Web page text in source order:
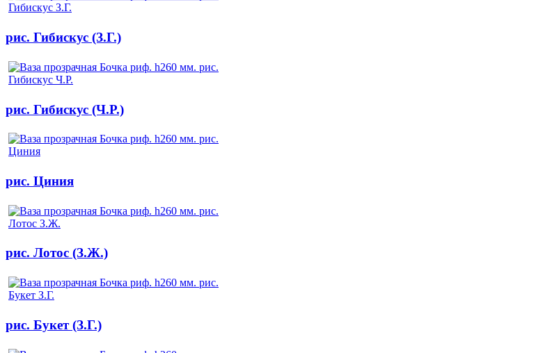
рис. Гибискус (З.Г.)
рис. Гибискус (Ч.Р.)
рис. Циния
рис. Лотос (З.Ж.)
рис. Букет (З.Г.)